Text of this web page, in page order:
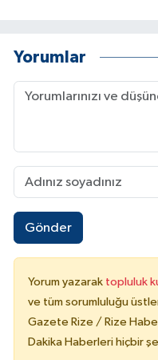
Yorumlar
Gönder
Yorum yazarak topluluk
ve tüm sorumluluğu
Gazete Rize / Rize
Dakika Haberleri hiçbir